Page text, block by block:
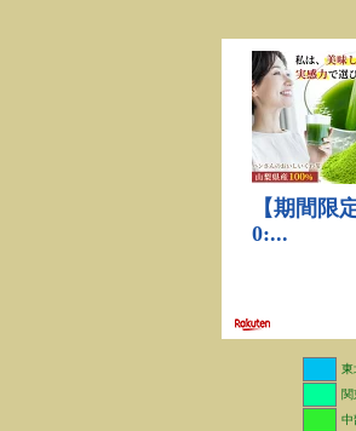
東
中